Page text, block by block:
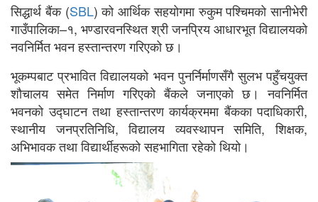
सिद्धार्थ बैंक (SBL) को आर्थिक सहयोगमा रुकुम पश्चिमको सानीभेरी
गाउँपालिका–१, भण्डारवनस्थित श्री जनप्रिय आधारभूत विद्यालयको
नवनिर्मित भवन हस्तान्तरण गरिएको छ।
भूकम्पबाट प्रभावित विद्यालयको भवन पुनर्निर्माणसँगै सुलभ पहुँचयुक्त
शौचालय समेत निर्माण गरिएको बैंकले जनाएको छ। नवनिर्मित
भवनको उद्घाटन तथा हस्तान्तरण कार्यक्रममा बैंकका पदाधिकारी,
स्थानीय जनप्रतिनिधि, विद्यालय व्यवस्थापन समिति, शिक्षक,
अभिभावक तथा विद्यार्थीहरूको सहभागिता रहेको थियो।